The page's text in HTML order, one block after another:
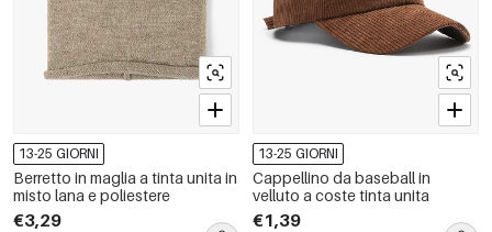
13-25 GIORNI
Berretto in maglia a tinta unita in
misto lana e poliestere
€3,29
13-25 GIORNI
Cappellino da baseball in
velluto a coste tinta unita
€1,39